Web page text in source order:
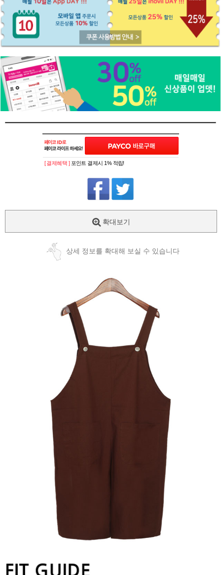
페이코 ID로
[ 결제혜택 ] 포인트 결제시 1% 적립!
확대보기
상세 정보를 확대해 보실 수 있습니다